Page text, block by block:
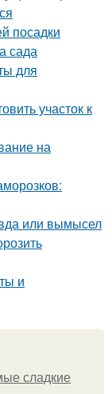
посадки
сада
для
участок к
на
или вымысел
и
сладкие